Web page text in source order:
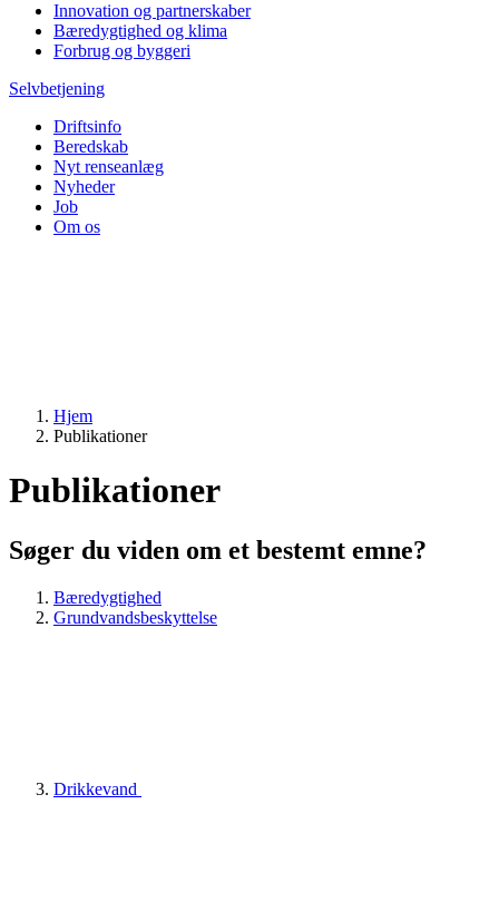
Innovation og partnerskaber
Bæredygtighed og klima
Forbrug og byggeri
Selvbetjening
Driftsinfo
Beredskab
Nyt renseanlæg
Nyheder
Job
Om os
Hjem
Publikationer
Publikationer
Søger du viden om et bestemt emne?
Bæredygtighed
Grundvandsbeskyttelse
Drikkevand